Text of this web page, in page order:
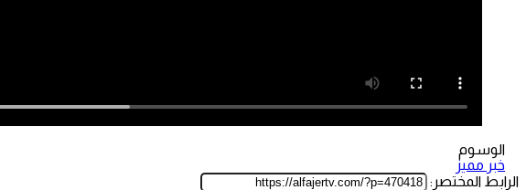
الوسوم
خبر مميز
الرابط المختصر: